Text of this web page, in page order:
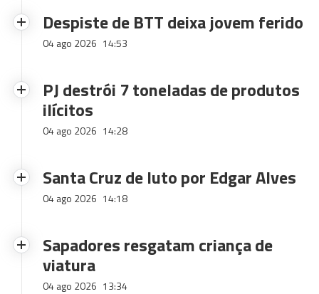
Despiste de BTT deixa jovem ferido
04 ago 2026 14:53
PJ destrói 7 toneladas de produtos
ilícitos
04 ago 2026 14:28
Santa Cruz de luto por Edgar Alves
04 ago 2026 14:18
Sapadores resgatam criança de
viatura
04 ago 2026 13:34